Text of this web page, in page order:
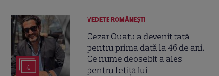
4
VEDETE ROMÂNEŞTI
Cezar Ouatu a devenit tată
pentru prima dată la 46 de ani.
Ce nume deosebit a ales
pentru fetița lui